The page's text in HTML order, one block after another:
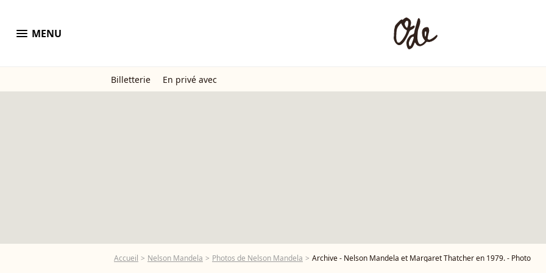
menu MENU
Billetterie En privé avec
Accueil Nelson Mandela Photos de Nelson Mandela Archive - Nelson Mandela et Margaret Thatcher en 1979. - Photo